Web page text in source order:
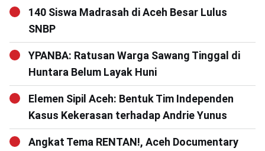
140 Siswa Madrasah di Aceh Besar Lulus
SNBP
YPANBA: Ratusan Warga Sawang Tinggal di
Huntara Belum Layak Huni
Elemen Sipil Aceh: Bentuk Tim Independen
Kasus Kekerasan terhadap Andrie Yunus
Angkat Tema RENTAN!, Aceh Documentary